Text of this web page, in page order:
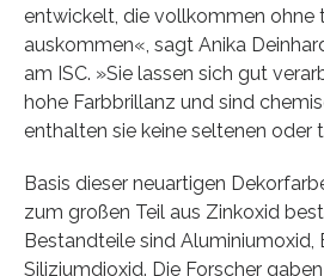
entwickelt, die vollkommen ohne
auskommen«, sagt Anika
am ISC. »Sie lassen sich gut
hohe Farbbrillanz und sind
enthalten sie keine seltenen oder
Basis dieser neuartigen
zum großen Teil aus Zinkoxid
Bestandteile sind Aluminiumoxid,
Siliziumdioxid. Die Forscher